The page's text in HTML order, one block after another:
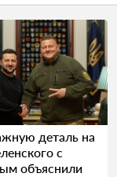
деталь на
с
объяснили